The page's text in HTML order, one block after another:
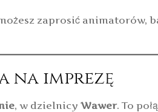
zaprosić animatorów,
imprezę
, w dzielnicy Wawer. To